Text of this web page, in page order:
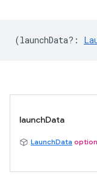
(launchData? :
launchData
LaunchData